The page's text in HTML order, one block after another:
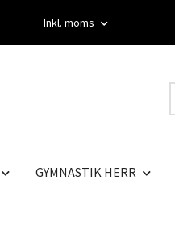
Inkl. moms
GYMNASTIK HERR